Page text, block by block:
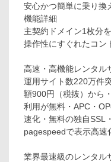
安心かつ簡単に乗り換
機能詳細
主契約ドメイン1枚分
操作性にすぐれたコン
高速・高機能レンタル
運用サイト数220万件
額900円（税抜）から
利用が無料・APC・
速化・無料の独自SSL
pagespeedで表示高速
業界最速級のレンタル